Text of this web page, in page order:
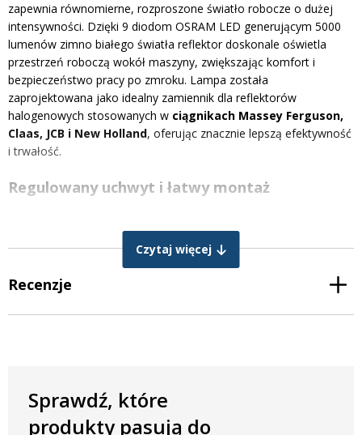
zapewnia równomierne, rozproszone światło robocze o dużej
intensywności. Dzięki 9 diodom OSRAM LED generującym 5000
lumenów zimno białego światła reflektor doskonale oświetla
przestrzeń roboczą wokół maszyny, zwiększając komfort i
bezpieczeństwo pracy po zmroku. Lampa została
zaprojektowana jako idealny zamiennik dla reflektorów
halogenowych stosowanych w ciągnikach Massey Ferguson,
Claas, JCB i New Holland, oferując znacznie lepszą efektywność
i trwałość.
Regulowany uchwyt i łatwy montaż
mocowań odpowiada standardowym uchwytom stosowanym w
lampach halogenowych, co pozwala na szybką wymianę starego
oświetlenia w systemie Plug & Play. Mocowanie środkowe, jak i
boczne, ułatwia uzyskanie optymalnego kąta świecenia jak i
zapewnia pewne i trwałe połączenie elektryczne. Lampa jest
dostarczanabez wtyczki i przewodu
odpowiednie okablowanie do konkretnej maszyny lub instalacji.
Czytaj więcej
Recenzje
Sprawdź, które
produkty pasują do